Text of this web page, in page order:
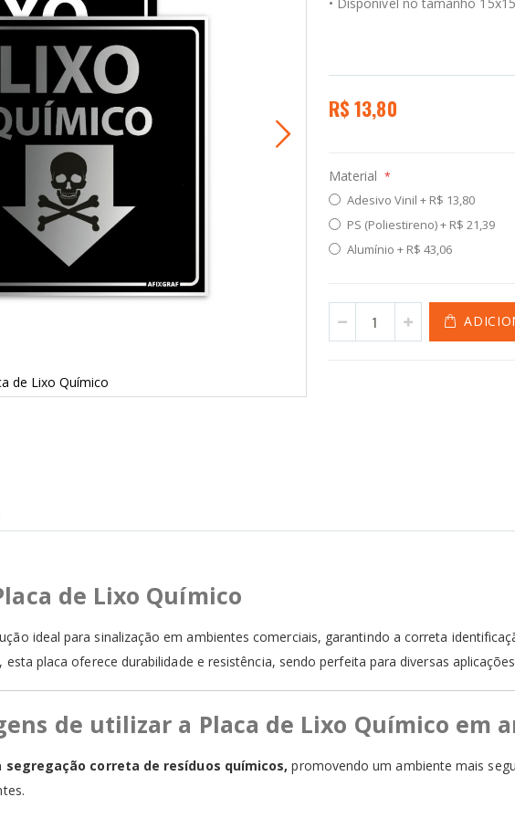
de Lixo Químico
R$ 13,80
Material
Adesivo Vinil+ R$ 13,80
PS (Poliestireno)+ R$ 21,39
Alumínio+ R$ 43,06
de Lixo Químico
ideal para sinalização em ambientes comerciais, garantindo a correta
placa oferece durabilidade e resistência, sendo perfeita para diversas
de utilizar a Placa de Lixo Químico em
correta de resíduos químicos, promovendo um ambiente mais